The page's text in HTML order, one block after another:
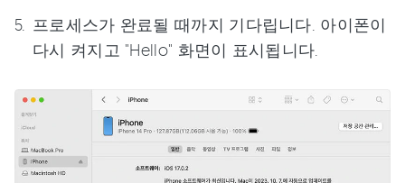
프로세스가 완료될 때까지 기다립니다. 아이폰이
다시 켜지고 "Hello" 화면이 표시됩니다.